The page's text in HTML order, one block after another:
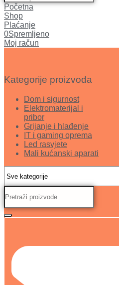
Početna
Shop
Plaćanje
0Spremljeno
Moj račun
Kategorije proizvoda
Dom i sigurnost
Elektromaterijal i
pribor
Grijanje i hlađenje
IT i gaming oprema
Led rasvjete
Mali kućanski aparati